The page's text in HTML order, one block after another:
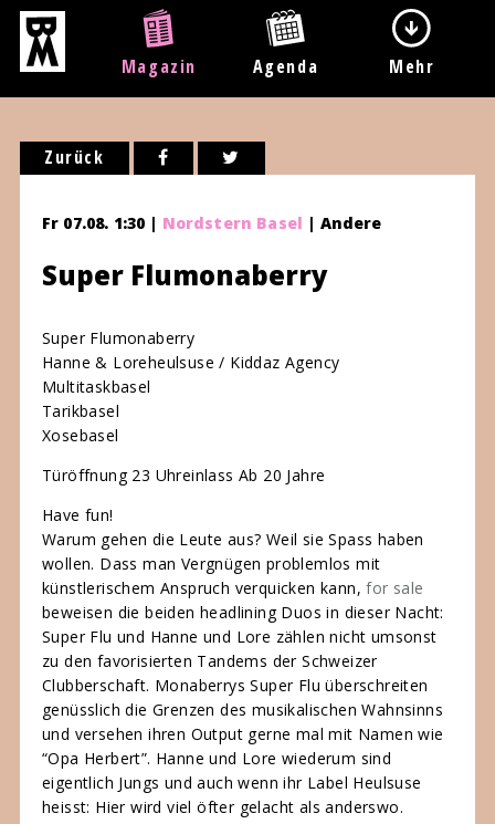
Magazin Agenda Mehr
Zurück
Fr 07.08. 1:30 | Nordstern Basel | Andere
Super Flumonaberry
Super Flumonaberry
Hanne & Loreheulsuse / Kiddaz Agency
Multitaskbasel
Tarikbasel
Xosebasel
Türöffnung 23 Uhreinlass Ab 20 Jahre
Have fun!
Warum gehen die Leute aus? Weil sie Spass haben
wollen. Dass man Vergnügen problemlos mit
künstlerischem Anspruch verquicken kann,for sale
beweisen die beiden headlining Duos in dieser Nacht:
Super Flu und Hanne und Lore zählen nicht umsonst
zu den favorisierten Tandems der Schweizer
Clubberschaft. Monaberrys Super Flu überschreiten
genüsslich die Grenzen des musikalischen Wahnsinns
und versehen ihren Output gerne mal mit Namen wie
“Opa Herbert”. Hanne und Lore wiederum sind
eigentlich Jungs und auch wenn ihr Label Heulsuse
heisst: Hier wird viel öfter gelacht als anderswo.